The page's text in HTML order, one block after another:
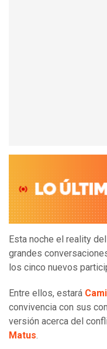
Esta noche el reality
grandes
los cinco nuevos
Entre ellos, estará
convivencia con sus
versión acerca del
Matus.